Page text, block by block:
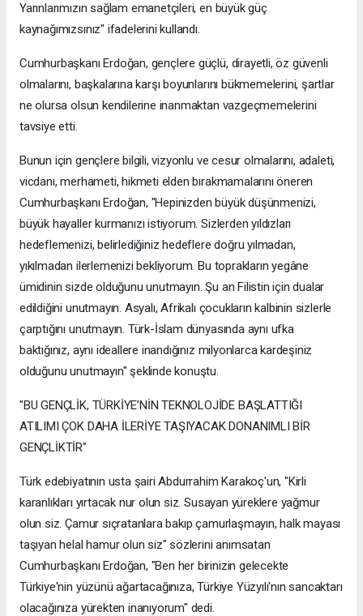
Yarınlarımızın sağlam emanetçileri, en büyük güç
kaynağımızsınız" ifadelerini kullandı.
Cumhurbaşkanı Erdoğan, gençlere güçlü, dirayetli, öz güvenli
olmalarını, başkalarına karşı boyunlarını bükmemelerini, şartlar
ne olursa olsun kendilerine inanmaktan vazgeçmemelerini
tavsiye etti.
Bunun için gençlere bilgili, vizyonlu ve cesur olmalarını, adaleti,
vicdanı, merhameti, hikmeti elden bırakmamalarını öneren
Cumhurbaşkanı Erdoğan, "Hepinizden büyük düşünmenizi,
büyük hayaller kurmanızı istiyorum. Sizlerden yıldızları
hedeflemenizi, belirlediğiniz hedeflere doğru yılmadan,
yıkılmadan ilerlemenizi bekliyorum. Bu toprakların yegâne
ümidinin sizde olduğunu unutmayın. Şu an Filistin için dualar
edildiğini unutmayın. Asyalı, Afrikalı çocukların kalbinin sizlerle
çarptığını unutmayın. Türk-İslam dünyasında aynı ufka
baktığınız, aynı ideallere inandığınız milyonlarca kardeşiniz
olduğunu unutmayın" şeklinde konuştu.
"BU GENÇLİK, TÜRKİYE’NİN TEKNOLOJİDE BAŞLATTIĞI
ATILIMI ÇOK DAHA İLERİYE TAŞIYACAK DONANIMLI BİR
GENÇLİKTİR"
Türk edebiyatının usta şairi Abdurrahim Karakoç'un, "Kirli
karanlıkları yırtacak nur olun siz. Susayan yüreklere yağmur
olun siz. Çamur sıçratanlara bakıp çamurlaşmayın, halk mayası
taşıyan helal hamur olun siz" sözlerini anımsatan
Cumhurbaşkanı Erdoğan, "Ben her birinizin gelecekte
Türkiye'nin yüzünü ağartacağınıza, Türkiye Yüzyılı'nın sancaktarı
olacağınıza yürekten inanıyorum" dedi.